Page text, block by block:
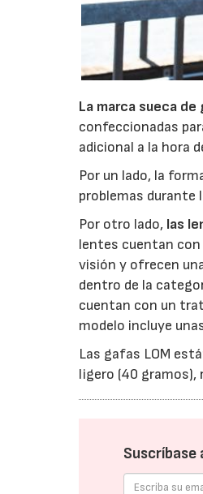
La marca sueca
confeccionadas
adicional a la hora
Por un lado, la
problemas durante
Por otro lado, las
lentes cuentan
visión y ofrecen
dentro de la
cuentan con un
modelo incluye
Las gafas LOM
ligero (40 gramos),